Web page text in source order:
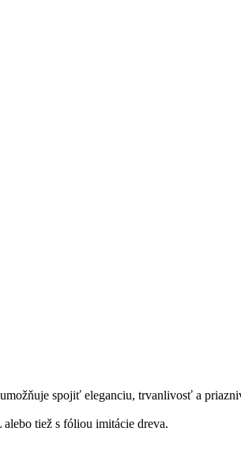
spojiť eleganciu, trvanlivosť a
tiež s fóliou imitácie dreva.